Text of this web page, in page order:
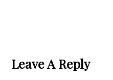
Interactions
Leave A Reply